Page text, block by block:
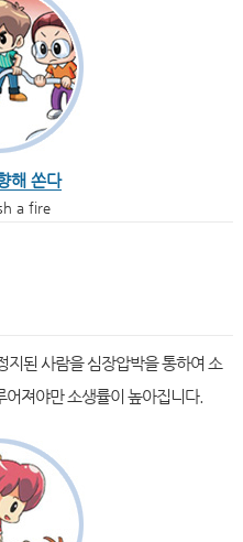
해 쏜다
a fire
지된 사람을 심장압박을 통하여 소
져야만 소생률이 높아집니다.